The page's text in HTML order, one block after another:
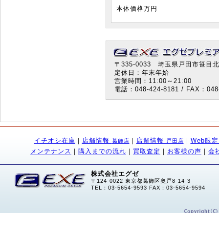
本体価格万円
〒335-0033 埼玉県戸田市笹目
定休日：年末年始
営業時間：11:00～21:00
電話：048-424-8181 / FAX：
イチオシ在庫 ｜ 店舗情報 葛飾店 ｜ 店舗情報 戸田店 ｜ Web限
メンテナンス ｜ 購入までの流れ ｜ 買取査定 ｜ お客様の声 ｜ 会
株式会社エグゼ
〒124-0022 東京都葛飾区奥戸8-14-3
TEL：03-5654-9593 FAX：03-5654-9594